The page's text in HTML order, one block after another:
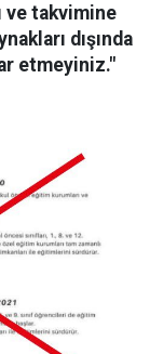
ve takvimine
dışında
etmeyiniz."